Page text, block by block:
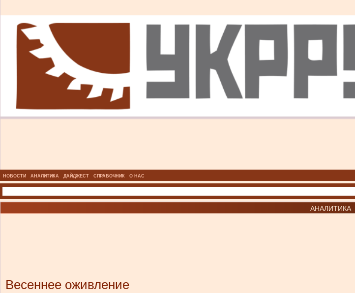
НОВОСТИ АНАЛИТИКА ДАЙДЖЕСТ СПРАВОЧНИК О НАС
АНАЛИТИКА
Весеннее оживление